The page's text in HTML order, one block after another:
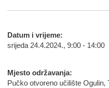
Datum i vrijeme:
srijeda 24.4.2024., 9:00 - 14:00
Mjesto održavanja:
Pučko otvoreno učilište Ogulin,